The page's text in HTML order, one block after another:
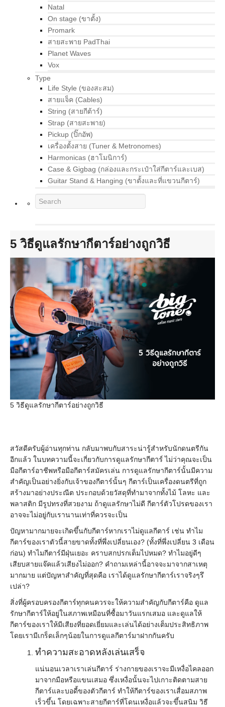
Natal
On stage (ขาตั้ง)
Promark
สายสะพาย PadThai
Planet Waves
Vox
Type
Life Style (ของสะสม)
สายแจ็ค (Cables)
String (สายกีต้าร์)
Strap (สายสะพาย)
Pickup (ปิ๊กอัพ)
เครื่องตั้งสาย (Tuner & Metronomes)
Harmonicas (ฮาโมนิการ์)
Case & Gigbag (กล่องและกระเป๋าใส่กีตาร์และเบส)
Guitar Stand & Hanging (ขาตั้งและที่แขวนกีตาร์)
5 วิธีดูแลรักษากีตาร์อย่างถูกวิธี
5 วิธีดูแลรักษากีตาร์อย่างถูกวิธี
สวัสดีครับผู้อ่านทุกท่าน กลับมาพบกับสาระน่ารู้สำหรับนักดนตรีกัน
อีกแล้ว ในบทความนี้จะเกี่ยวกับการดูแลรักษากีตาร์ไม่ว่าคุณจะเป็น
มือกีตาร์อาชีพหรือมือกีตาร์สมัครเล่น การดูแลรักษากีตาร์นั้นมีความ
สำคัญเป็นอย่างยิ่งกับเจ้าของกีตาร์นั้นๆ กีตาร์เป็นเครื่องดนตรีที่ถูก
สร้างมาอย่างประณีต ประกอบด้วยวัสดุที่ทำมาจากทั้งไม้ โลหะ และ
พลาสติก มีรูปทรงที่สวยงาม ถ้าดูแลรักษาไม่ดี กีตาร์ตัวโปรดของเรา
อาจจะไม่อยู่กับเรานานเท่าที่ควรจะเป็น
ปัญหามากมายจะเกิดขึ้นกับกีตาร์หากเราไม่ดูแลกีตาร์ เช่น ทำไม
กีตาร์ของเราตัวนี้สายขาดทั้งที่พึ่งเปลี่ยนเอง? (ทั้งที่พึ่งเปลี่ยน 3 เดือน
ก่อน) ทำไมกีตาร์มีฝุ่นเยอะ คราบสกปรกเต็มไปหมด? ทำไมอยู่ดีๆ
เสียบสายแจ๊คแล้วเสียงไม่ออก? คำถามเหล่านี้อาจจะมาจากสาเหตุ
มากมาย แต่ปัญหาสำคัญที่สุดคือ เราได้ดูแลรักษากีตาร์เราจริงๆรึ
เปล่า?
สิ่งที่ผู้ครอบครองกีตาร์ทุกคนควรจะให้ความสำคัญกับกีตาร์คือ ดูแล
รักษากีตาร์ให้อยู่ในสภาพเหมือนที่ซื้อมาวันแรกเสมอ และดูแลให้
กีตาร์ของเราให้มีเสียงที่ยอดเยี่ยมและเล่นได้อย่างเต็มประสิทธิภาพ
โดยเรามีเกร็ดเล็กๆน้อยในการดูแลกีตาร์มาฝากกันครับ
ทำความสะอาดหลังเล่นเสร็จ
แน่นอนเวลาเราเล่นกีตาร์ ร่างกายของเราจะมีเหงื่อไคลออก
มาจากมือหรือแขนเสมอ ซึ่งเหงื่อนั้นจะไปเกาะติดตามสาย
กีตาร์และบอดี้ของตัวกีตาร์ ทำให้กีตาร์ของเราเสื่อมสภาพ
เร็วขึ้น โดยเฉพาะสายกีตาร์ที่โดนเหงื่อแล้วจะขึ้นสนิม วิธี